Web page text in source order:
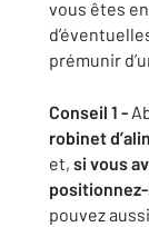
vous êtes
prémunir
Conseil 1 -
robinet
et, si vous
pouvez